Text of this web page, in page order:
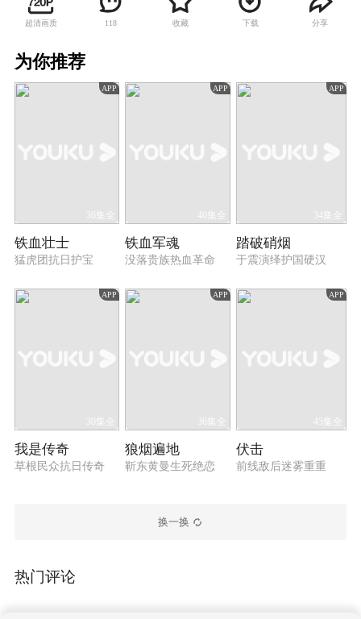
仿制、改造各种地雷，成为远近闻名的爆炸大
王。他手下更有一批让敌人闻风丧胆的战斗骨
性产生了感情纠葛，纯真的友情与爱情交织，烽
超清画质 118 收藏 下载 分享
为你推荐
APP
36集全
铁血壮士
猛虎团抗日护宝
APP
40集全
铁血军魂
没落贵族热血革命
APP
34集全
踏破硝烟
于震演绎护国硬汉
APP
30集全
我是传奇
草根民众抗日传奇
APP
36集全
狼烟遍地
靳东黄曼生死绝恋
APP
45集全
伏击
前线敌后迷雾重重
换一换
热门评论